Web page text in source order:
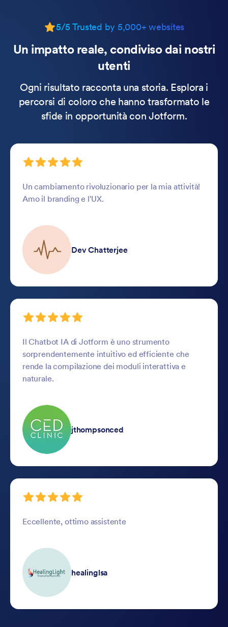
5/5 Trusted by 5,000+ websites
Un impatto reale, condiviso dai nostri
utenti
Ogni risultato racconta una storia. Esplora i
percorsi di coloro che hanno trasformato le
sfide in opportunità con Jotform.
Un cambiamento rivoluzionario per la mia attività!
Amo il branding e l'UX.
Dev Chatterjee
Il Chatbot IA di Jotform è uno strumento
sorprendentemente intuitivo ed efficiente che
rende la compilazione dei moduli interattiva e
naturale.
jthompsonced
Eccellente, ottimo assistente
healinglsa